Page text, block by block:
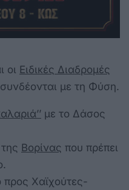
οι Ειδικές Διαδρομές
με τη Φύση.
με το Δάσος
Βορίνας που πρέπει
Χαϊχούτες-